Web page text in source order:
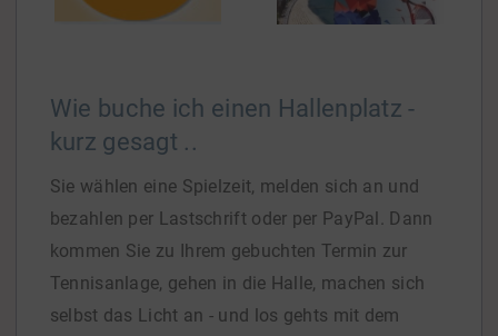
Wie buche ich einen Hallenplatz -
kurz gesagt ..
Sie wählen eine Spielzeit, melden sich an und
bezahlen per Lastschrift oder per PayPal. Dann
kommen Sie zu Ihrem gebuchten Termin zur
Tennisanlage, gehen in die Halle, machen sich
selbst das Licht an - und los gehts mit dem